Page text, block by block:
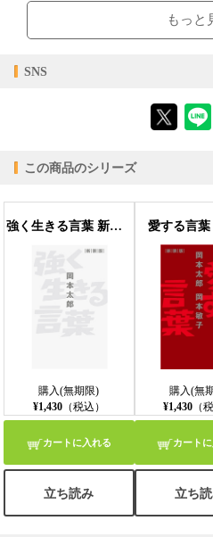
ブラウザビューア・PC版ConTenDo
【対応デバイス】
【PC版ConTenDoビューア】
もっと
SNS
この商品のシリーズ
強く生きる言葉 新装版
購入(無期限)
¥1,430（税込）
カートに入れる
立ち読み
愛する言葉
購入(無
¥1,430 （
カート
立ち